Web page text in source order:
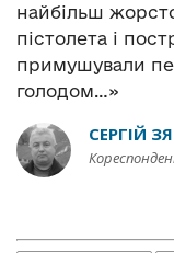
найбільш
пістолета і
примушували
голодом…»
СЕРГІЙ